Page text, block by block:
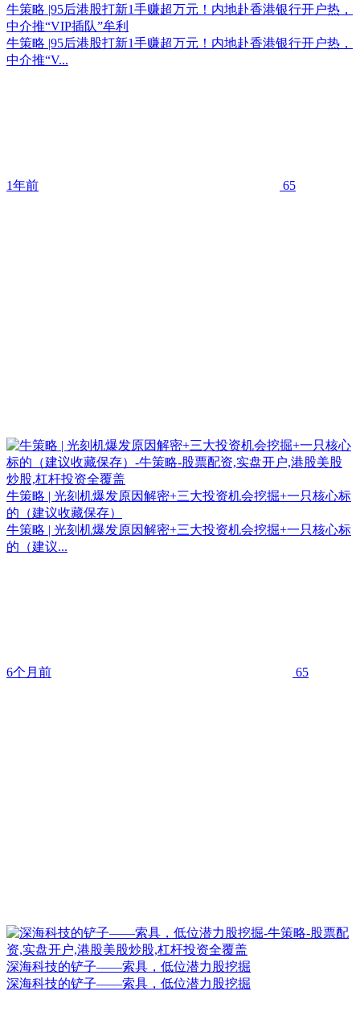
牛策略 |95后港股打新1手赚超万元！内地赴香港银行开户热，
中介推“VIP插队”牟利
牛策略 |95后港股打新1手赚超万元！内地赴香港银行开户热，
中介推“V...
1年前 65
牛策略 | 光刻机爆发原因解密+三大投资机会挖掘+一只核心标
的（建议收藏保存）
牛策略 | 光刻机爆发原因解密+三大投资机会挖掘+一只核心标
的（建议...
6个月前 65
深海科技的铲子——索具，低位潜力股挖掘
深海科技的铲子——索具，低位潜力股挖掘